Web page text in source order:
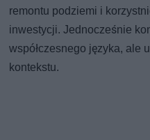
remontu podziemi i
inwestycji. Jednocześnie
współczesnego języka, ale
kontekstu.